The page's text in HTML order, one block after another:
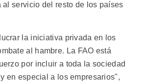
al servicio del resto de los países
la iniciativa privada en los
al hambre. La FAO está
por incluir a toda la sociedad
en especial a los empresarios",